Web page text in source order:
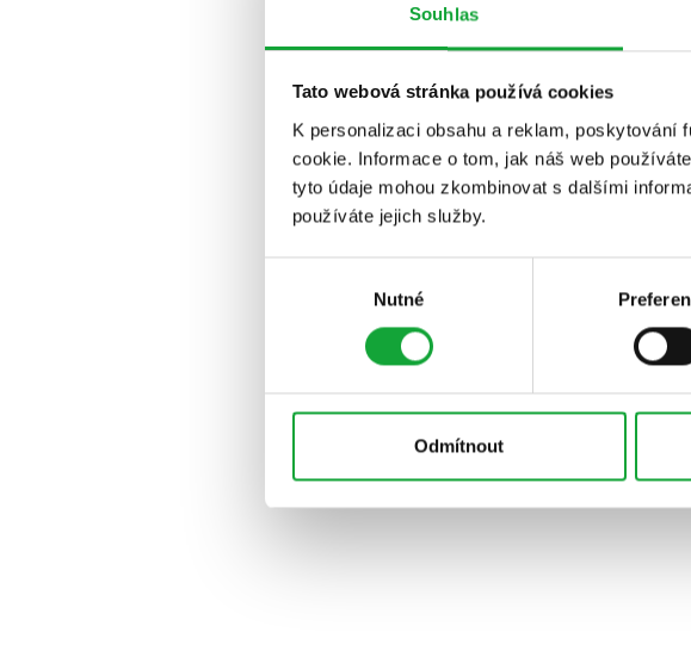
Souhlas
Tato webová stránka používá cookies
K personalizaci obsahu a reklam,
cookie. Informace o tom, jak náš web
tyto údaje mohou zkombinovat s dalšími
používáte jejich služby.
Nutné
Odmítnout